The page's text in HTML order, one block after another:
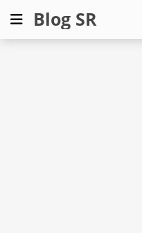
Blog SR